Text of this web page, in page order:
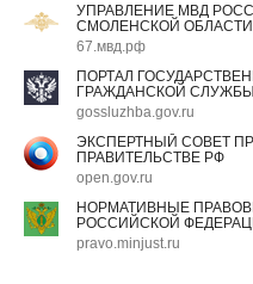
УПРАВЛЕНИЕ МВД
СМОЛЕНСКОЙ ОБЛАСТИ
67.мвд.рф
ПОРТАЛ
ГРАЖДАНСКОЙ СЛУЖБЫ
gossluzhba.gov.ru
ЭКСПЕРТНЫЙ СОВЕТ
ПРАВИТЕЛЬСТВЕ РФ
open.gov.ru
НОРМАТИВНЫЕ
РОССИЙСКОЙ
pravo.minjust.ru